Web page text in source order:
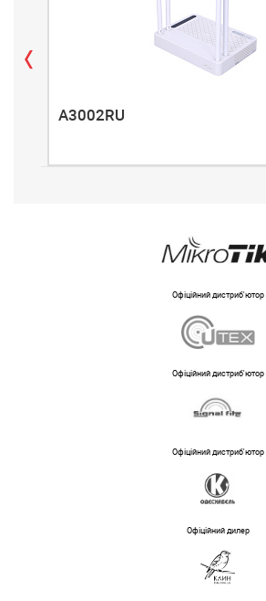
A3002RU
Офіційний дистриб'ютор
Офіційний дистриб'ютор
Офіційний дистриб'ютор
Офіційний дилер